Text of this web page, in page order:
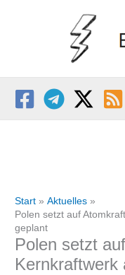
Start
Aktuelles
Polen setzt auf
geplant
Polen setzt